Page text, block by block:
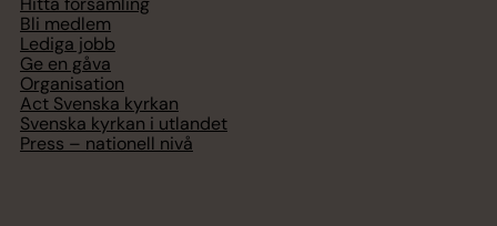
Bli medlem
Lediga jobb
Ge en gåva
Organisation
Act Svenska kyrkan
Svenska kyrkan i utlandet
Press – nationell nivå